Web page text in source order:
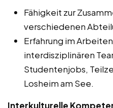
Fähigkeit zur
verschiedenen
Erfahrung im
interdisziplinären
Studentenjobs,
Losheim am See.
Interkulturelle